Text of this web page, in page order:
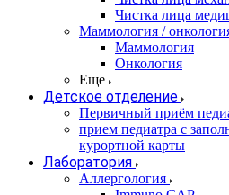
Чистка лица
Маммология /
Маммология
Онкология
Еще
Детское отделение
Первичный приём
прием педиатра с
курортной карты
Лаборатория
Аллергология